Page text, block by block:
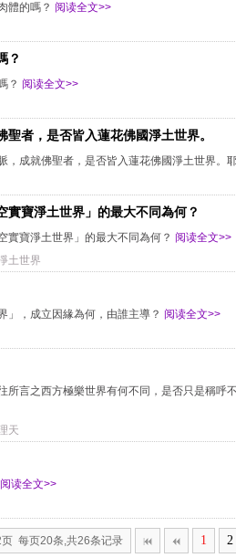
體的嗎？ 阅读全文>>
？
？ 阅读全文>>
者，是否皆入蓮花佛國淨土世界。
，成就佛聖者，是否皆入蓮花佛國淨土世界。
實寶淨土世界」的最大不同為何？
實寶淨土世界」的最大不同為何？ 阅读全文>>
土世界
」，成立因緣為何，由誰主導？ 阅读全文>>
所言之西方極樂世界有何不同，是否只是稱呼
天
阅读全文>>
每页20条,共26条记录 1 2